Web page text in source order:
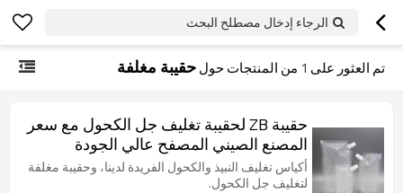
الرجاء إدخال مصطلح البحث
تم العثور على 1 من المنتجات حولحقيبة مغلفة
حقيبة ZB لحقيبة تغليف جل الكحول مع سعر
المصنع الصيني المصفح عالي الجودة
أكياس تغليف النبيذ والكحول الفريدة لدينا، وحقيبة مغلفة
لتغليف جل الكحول.